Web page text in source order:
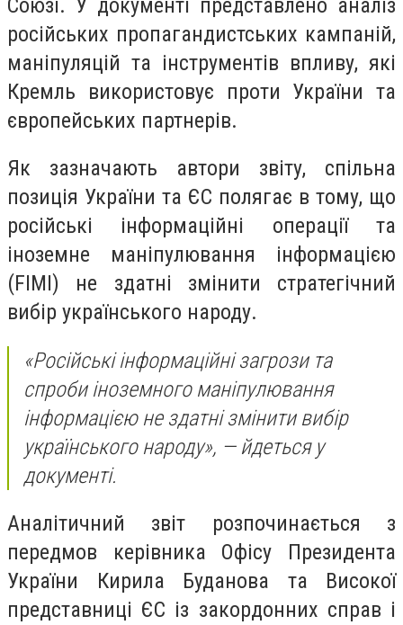
російських пропагандистських кампаній,
маніпуляцій та інструментів впливу, які
Кремль використовує проти України та
європейських партнерів.
Як зазначають автори звіту, спільна
позиція України та ЄС полягає в тому, що
російські інформаційні операції та
іноземне маніпулювання інформацією
(FIMI) не здатні змінити стратегічний
вибір українського народу.
«Російські інформаційні загрози та
спроби іноземного маніпулювання
інформацією не здатні змінити вибір
українського народу», — йдеться у
документі.
Аналітичний звіт розпочинається з
передмов керівника Офісу Президента
України Кирила Буданова та Високої
представниці ЄС із закордонних справ і